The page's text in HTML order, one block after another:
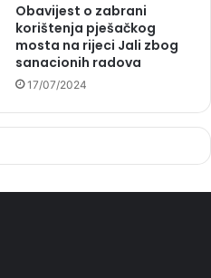
Obavijest o zabrani
korištenja pješačkog
mosta na rijeci Jali zbog
sanacionih radova
17/07/2024